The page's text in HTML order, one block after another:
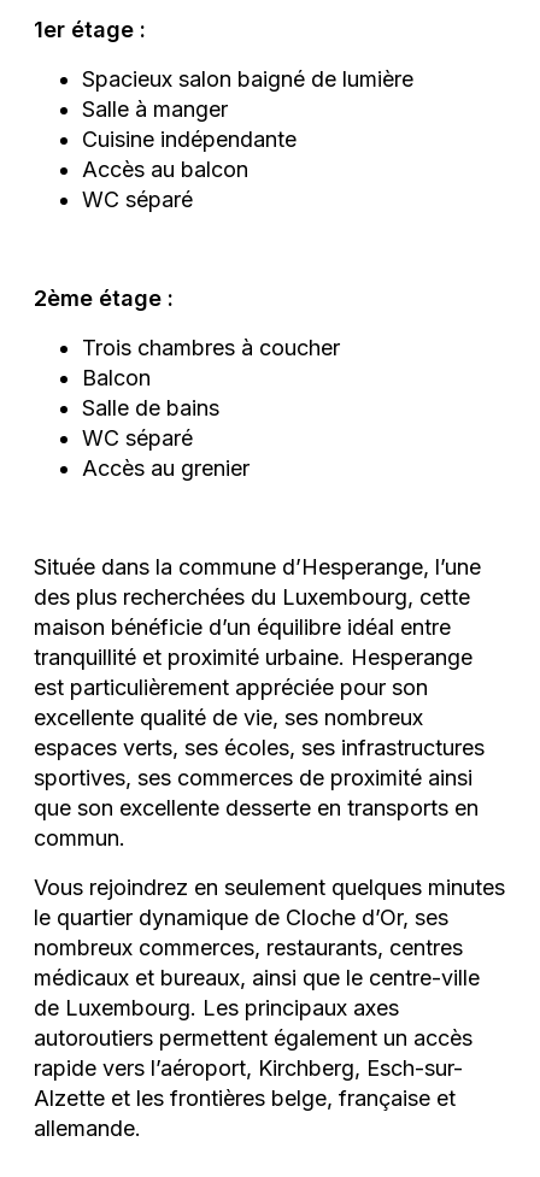
1er étage :
Spacieux salon baigné de lumière
Salle à manger
Cuisine indépendante
Accès au balcon
WC séparé
2ème étage :
Trois chambres à coucher
Balcon
Salle de bains
WC séparé
Accès au grenier
Située dans la commune d’Hesperange, l’une
des plus recherchées du Luxembourg, cette
maison bénéficie d’un équilibre idéal entre
tranquillité et proximité urbaine. Hesperange
est particulièrement appréciée pour son
excellente qualité de vie, ses nombreux
espaces verts, ses écoles, ses infrastructures
sportives, ses commerces de proximité ainsi
que son excellente desserte en transports en
commun.
Vous rejoindrez en seulement quelques minutes
le quartier dynamique de Cloche d’Or, ses
nombreux commerces, restaurants, centres
médicaux et bureaux, ainsi que le centre-ville
de Luxembourg. Les principaux axes
autoroutiers permettent également un accès
rapide vers l’aéroport, Kirchberg, Esch-sur-
Alzette et les frontières belge, française et
allemande.